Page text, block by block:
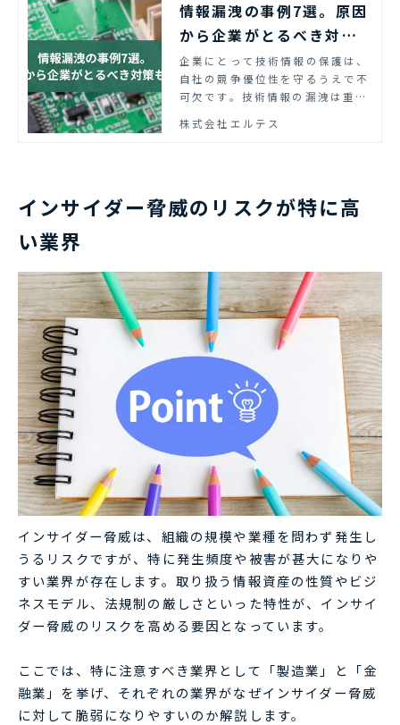
情報漏洩の事例7選。原因
から企業がとるべき対策
も紹介
企業にとって技術情報の保護は、
自社の競争優位性を守るうえで不
可欠です。技術情報の漏洩は重大
記事では、内部関係者による情報
株式会社エルテス
インサイダー脅威のリスクが特に高
い業界
インサイダー脅威は、組織の規模や業種を問わず発生し
うるリスクですが、特に発生頻度や被害が甚大になりや
すい業界が存在します。取り扱う情報資産の性質やビジ
ネスモデル、法規制の厳しさといった特性が、インサイ
ダー脅威のリスクを高める要因となっています。
ここでは、特に注意すべき業界として「製造業」と「金
融業」を挙げ、それぞれの業界がなぜインサイダー脅威
に対して脆弱になりやすいのか解説します。